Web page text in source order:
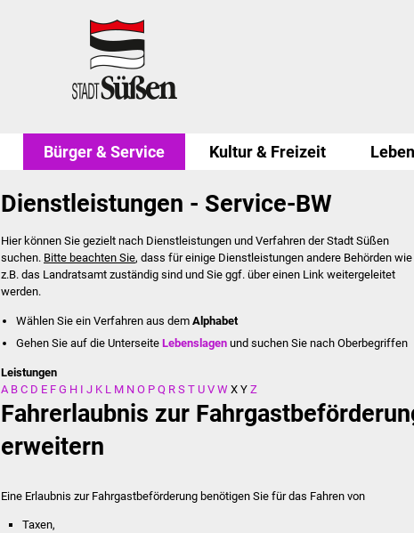
Bürger & Service Kultur & Freizeit
Dienstleistungen - Service-BW
Hier können Sie gezielt nach Dienstleistungen und Verfahren der Stadt Süßen
suchen. Bitte beachten Sie, dass für einige Dienstleistungen andere Behörden wie
z.B. das Landratsamt zuständig sind und Sie ggf. über einen Link weitergeleitet
werden.
Wählen Sie ein Verfahren aus dem Alphabet
Gehen Sie auf die UnterseiteLebenslagen und suchen Sie nach Oberbegriffen
Leistungen
A B C D E F G H I J K L M N O P Q R S T U V W X Y Z
Fahrerlaubnis zur
erweitern
Eine Erlaubnis zur Fahrgastbeförderung benötigen Sie für das Fahren von
Taxen,